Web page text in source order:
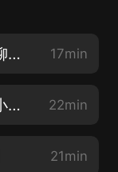
托黑兒|紫雷伐廟事件（上）【柳千鯉】 17min
黑撚兒|黑童話之田螺姑娘【余小二】 22min
21min